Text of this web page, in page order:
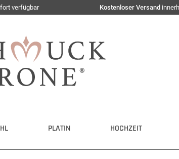
verfügbar Kostenloser Versand
PLATIN HOCHZEIT